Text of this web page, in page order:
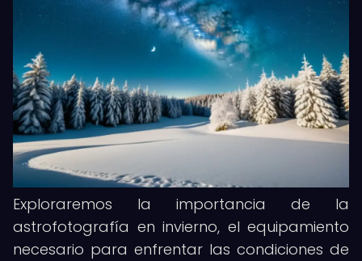
Exploraremos la importancia de la
astrofotografía en invierno, el equipamiento
necesario para enfrentar las condiciones de